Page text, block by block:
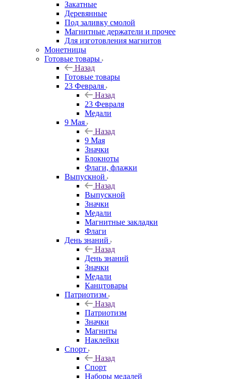
Закатные
Деревянные
Под заливку смолой
Магнитные держатели и прочее
Для изготовления магнитов
Монетницы
Готовые товары
Назад
Готовые товары
23 Февраля
Назад
23 Февраля
Медали
9 Мая
Назад
9 Мая
Значки
Блокноты
Флаги, флажки
Выпускной
Назад
Выпускной
Значки
Медали
Магнитные закладки
Флаги
День знаний
Назад
День знаний
Значки
Медали
Канцтовары
Патриотизм
Назад
Патриотизм
Значки
Магниты
Наклейки
Спорт
Назад
Спорт
Наборы медалей